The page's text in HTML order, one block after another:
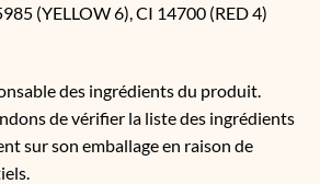
(YELLOW 6), CI 14700 (RED 4)
des ingrédients du produit.
de vérifier la liste des ingrédients
sur son emballage en raison de